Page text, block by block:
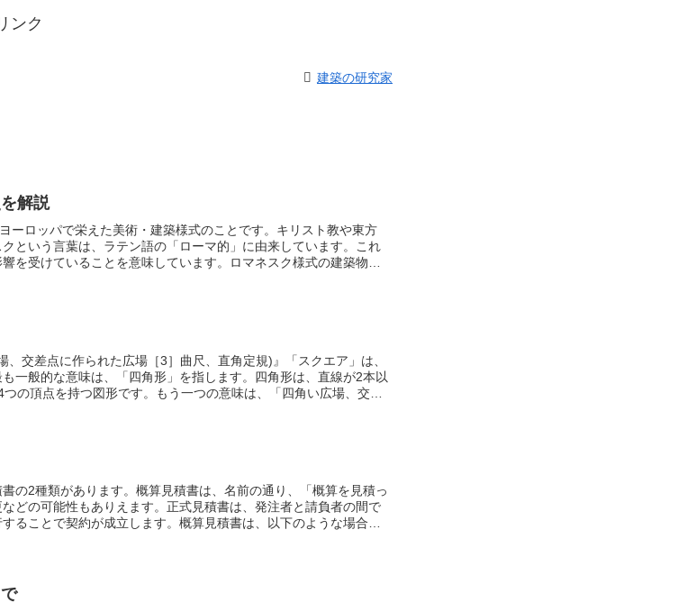
ンク
建築の研究家
解説
ーロッパで栄えた美術・建築様式のことです。キリスト教や東方
という言葉は、ラテン語の「ローマ的」に由来しています。これ
を受けていることを意味しています。ロマネスク様式の建築物
交差点に作られた広場［3］曲尺、直角定規)』
「スクエア」は、
一般的な意味は、「四角形」を指します。四角形は、直線が2本以
の頂点を持つ図形です。もう一つの意味は、「四角い広場、交差
めに使われる定規のことです。曲尺や直角定規は、建築物の設計
の2種類があります。概算見積書は、名前の通り、「概算を見積っ
どの可能性もありえます。正式見積書は、発注者と請負者の間で
ることで契約が成立します。概算見積書は、以下のような場合に